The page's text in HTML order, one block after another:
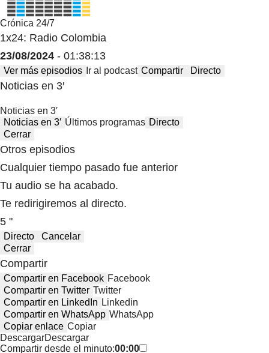
Crónica 24/7
1x24: Radio Colombia
23/08/2024 - 01:38:13
Ver más episodios Ir al podcast Compartir Directo
Noticias en 3′
Noticias en 3′
Noticias en 3′ Últimos programas Directo
Cerrar
Otros episodios
Cualquier tiempo pasado fue anterior
Tu audio se ha acabado.
Te redirigiremos al directo.
5 "
Directo
Cancelar
Cerrar
Compartir
Compartir en Facebook Facebook
Compartir en Twitter Twitter
Compartir en LinkedIn Linkedin
Compartir en WhatsApp WhatsApp
Copiar enlace Copiar
DescargarDescargar
Compartir desde el minuto:00:00